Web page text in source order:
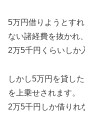
5万円借りようとす
ない諸経費を抜かれ、
2万5千円くらいしか
しかし5万円を貸し
を上乗せされます。
2万5千円しか借りれ